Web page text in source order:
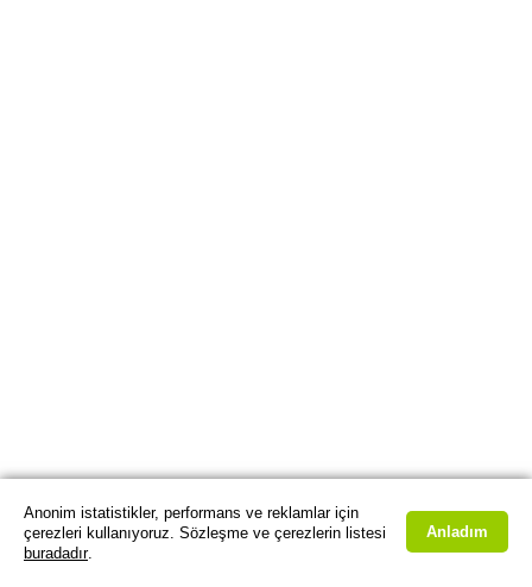
Anonim istatistikler, performans ve reklamlar için
çerezleri kullanıyoruz. Sözleşme ve çerezlerin listesi
buradadır.
Anladım